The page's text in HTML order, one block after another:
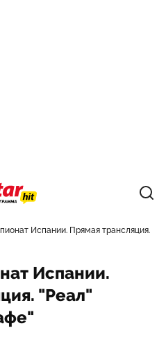
Испании. Прямая трансляция.
Испании.
"Реал"